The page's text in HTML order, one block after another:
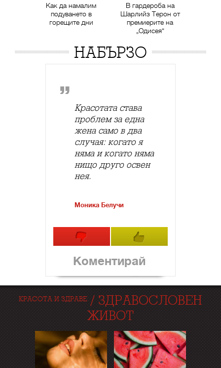
Как да намалим
подуването в
горещите дни
В гардероба на
Шарлийз Терон от
премиерите на
„Одисея“
НАБЪРЗО
Красотата става
проблем за една
жена само в два
случая: когато я
няма и когато няма
нищо друго освен
нея.
Моника Белучи
Коментирай
КРАСОТА И ЗДРАВЕ / ЗДРАВОСЛОВЕН
ЖИВОТ